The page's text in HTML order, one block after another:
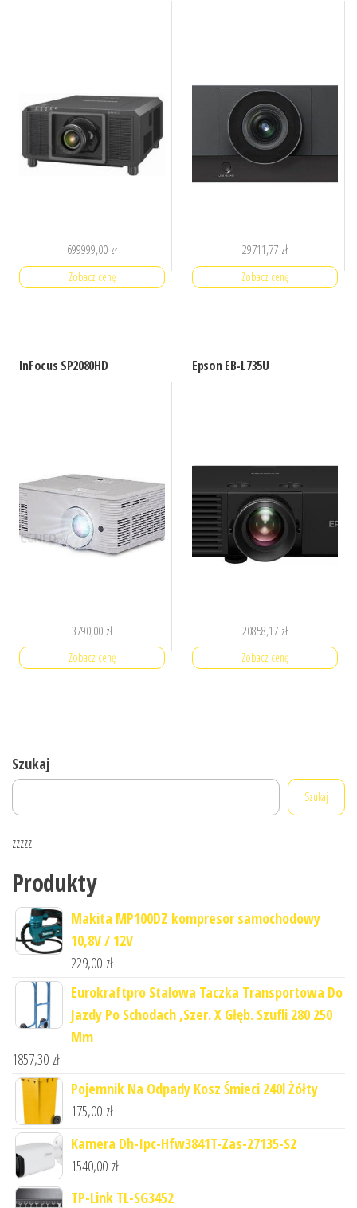
699999,00 zł
Zobacz cenę
29711,77 zł
Zobacz cenę
InFocus SP2080HD
3790,00 zł
Zobacz cenę
Epson EB-L735U
20858,17 zł
Zobacz cenę
Szukaj
Szukaj
zzzzz
Produkty
Makita MP100DZ kompresor samochodowy
10,8V / 12V
229,00 zł
Eurokraftpro Stalowa Taczka Transportowa Do
Jazdy Po Schodach ,Szer. X Głęb. Szufli 280 250
Mm
1857,30 zł
Pojemnik Na Odpady Kosz Śmieci 240l Żółty
175,00 zł
Kamera Dh-Ipc-Hfw3841T-Zas-27135-S2
1540,00 zł
TP-Link TL-SG3452